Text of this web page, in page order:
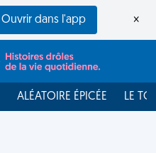
Ouvrir dans l'app ×
ALÉATOIRE ÉPICÉE LE